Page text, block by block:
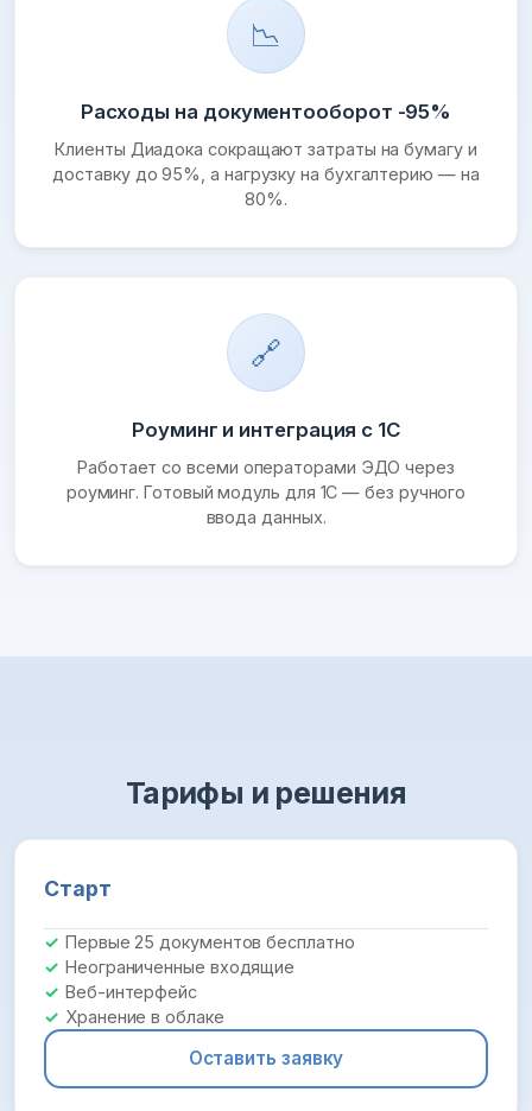
📉
Расходы на документооборот -95%
Клиенты Диадока сокращают затраты на бумагу и
доставку до 95%, а нагрузку на бухгалтерию — на
80%.
🔗
Роуминг и интеграция с 1С
Работает со всеми операторами ЭДО через
роуминг. Готовый модуль для 1С — без ручного
ввода данных.
Тарифы и решения
Старт
Первые 25 документов бесплатно
Неограниченные входящие
Веб-интерфейс
Хранение в облаке
Оставить заявку